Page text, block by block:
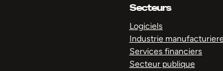
Secteurs
Logiciels
Industrie
Services financiers
Secteur publique